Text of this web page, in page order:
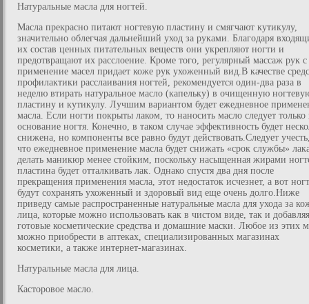
Натуральные масла для ногтей.
Масла прекрасно питают ногтевую пластину и смягчают кутикулу,
значительно облегчая дальнейший уход за руками. Благодаря
их состав ценных питательных веществ они укрепляют ногти и
предотвращают их расслоение. Кроме того, регулярный массаж рук с
применение масел придает коже рук ухоженный вид.В качестве
профилактики расслаивания ногтей, рекомендуется один-два раза в
неделю втирать натуральное масло (капельку) в очищенную
пластину и кутикулу. Лучшим вариантом будет ежедневное
масла. Если ногти покрыты лаком, то наносить масло следует только
основание ногтя. Конечно, в таком случае эффективность будет
снижена, но компоненты все равно будут действовать.Следует
что ежедневное применение масла будет снижать «срок службы»
делать маникюр менее стойким, поскольку насыщенная жирами
пластина будет отталкивать лак. Однако спустя два дня после
прекращения применения масла, этот недостаток исчезнет, а вот
будут сохранять ухоженный и здоровый вид еще очень долго.Ниже
приведу самые распространенные натуральные масла для ухода за
лица, которые можно использовать как в чистом виде, так и
готовые косметические средства и домашние маски. Любое из этих
можно приобрести в аптеках, специализированных магазинах
косметики, а также интернет-магазинах.
Натуральные масла для лица.
Касторовое масло.